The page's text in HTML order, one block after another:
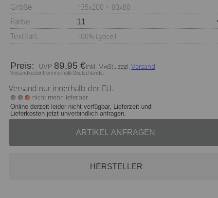
Größe 135x200 + 80x80
Farbe
Textilart
100% Lyocell
Preis: 89,95 €inkl. MwSt., zzgl. Versand
Versandkostenfrei innerhalb Deutschlands.
Versand nur innerhalb der EU.
nicht mehr lieferbar
Online derzeit leider nicht verfügbar, Lieferzeit und
Lieferkosten jetzt unverbindlich anfragen.
ARTIKEL ANFRAGEN
HERSTELLER